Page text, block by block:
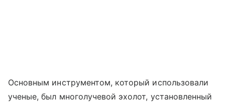
Основным инструментом, который использовали
ученые, был многолучевой эхолот, установленный